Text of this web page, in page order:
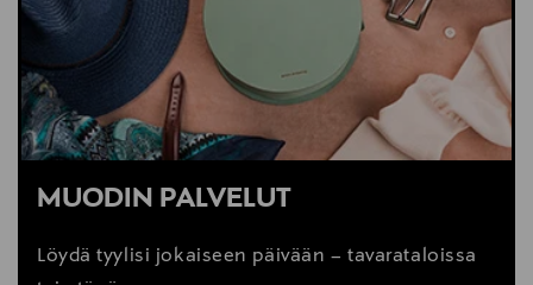
MUODIN PALVELUT
Löydä tyylisi jokaiseen päivään – tavarataloissa